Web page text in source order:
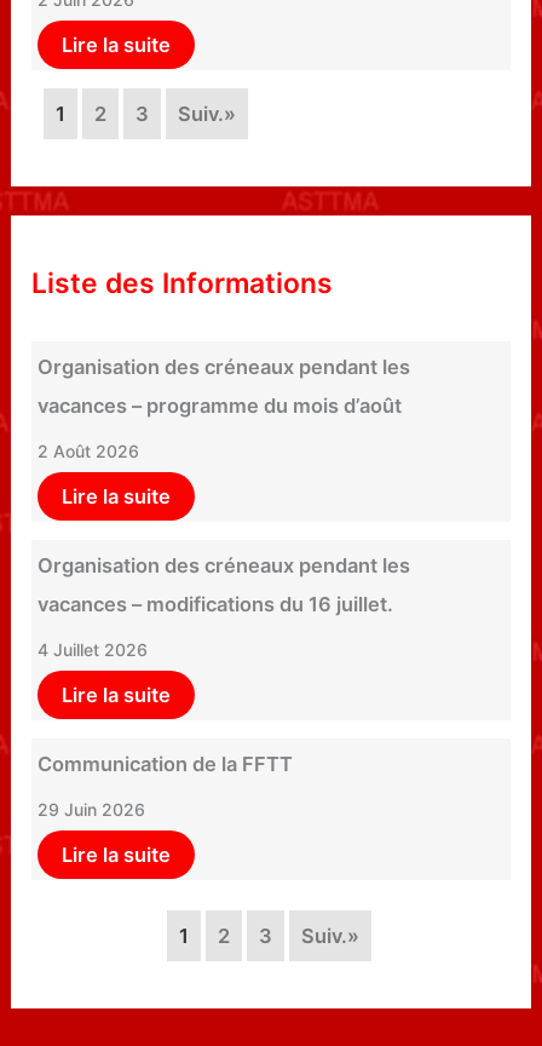
Lire la suite
1 2 3 Suiv.»
Liste des Informations
Organisation des créneaux pendant les
vacances – programme du mois d’août
2 Août 2026
Lire la suite
Organisation des créneaux pendant les
vacances – modifications du 16 juillet.
4 Juillet 2026
Lire la suite
Communication de la FFTT
29 Juin 2026
Lire la suite
1 2 3 Suiv.»